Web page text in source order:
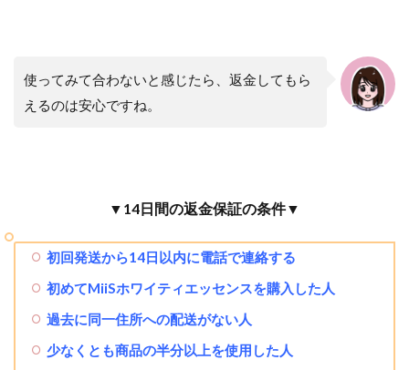
使ってみて合わないと感じたら、返金してもら
えるのは安心ですね。
▼14日間の返金保証の条件▼
初回発送から14日以内に電話で連絡する
初めてMiiSホワイティエッセンスを購入した人
過去に同一住所への配送がない人
少なくとも商品の半分以上を使用した人